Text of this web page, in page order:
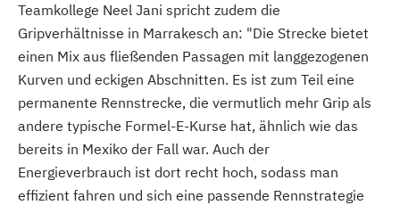
Teamkollege Neel Jani spricht zudem die
Gripverhältnisse in Marrakesch an: "Die Strecke bietet
einen Mix aus fließenden Passagen mit langgezogenen
Kurven und eckigen Abschnitten. Es ist zum Teil eine
permanente Rennstrecke, die vermutlich mehr Grip als
andere typische Formel-E-Kurse hat, ähnlich wie das
bereits in Mexiko der Fall war. Auch der
Energieverbrauch ist dort recht hoch, sodass man
effizient fahren und sich eine passende Rennstrategie